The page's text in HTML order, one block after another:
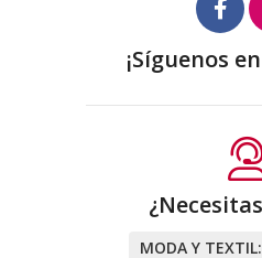
¡Síguenos
MODA Y TEXTIL: